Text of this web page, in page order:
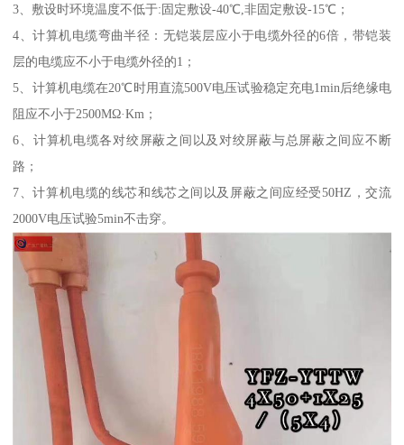
3、敷设时环境温度不低于:固定敷设-40℃,非固定敷设-15℃；
4、计算机电缆弯曲半径：无铠装层应小于电缆外径的6倍，带铠装
层的电缆应不小于电缆外径的1；
5、计算机电缆在20℃时用直流500V电压试验稳定充电1min后绝缘电
阻应不小于2500MΩ·Km；
6、计算机电缆各对绞屏蔽之间以及对绞屏蔽与总屏蔽之间应不断
路；
7、计算机电缆的线芯和线芯之间以及屏蔽之间应经受50HZ，交流
2000V电压试验5min不击穿。